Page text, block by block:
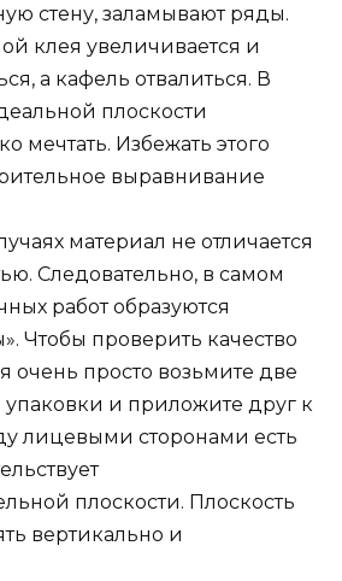
стену, заламывают ряды.
клея увеличивается и
а кафель отвалиться. В
плоскости
мечтать. Избежать этого
выравнивание
материал не отличается
Следовательно, в самом
работ образуются
Чтобы проверить качество
очень просто возьмите две
и приложите друг к
лицевыми сторонами есть
плоскости. Плоскость
вертикально и